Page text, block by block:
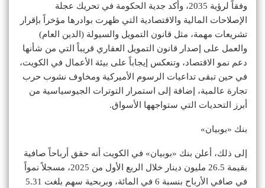
وفقاً لرؤية 2035، وأكد جدية الحكومة في تحريك عجلة
الإصلاحات المالية والاقتصادية التي ظهرت بوادرها مؤخراً بإقرار
تشريعات مهمة، مثل قانون التمويل والسيولة (الدين العام)
والعمل على إصدار قانون التمويل العقاري قريباً التي من شأنها
دعم نمو الاقتصاد، وتنعكس إيجاباً على بيئة الأعمال في الكويت،
في حين تبقى تداعيات الرسوم الأميركية ومخاوف نشوب حرب
تجارة عالمية، إضافة إلى استمرار التوترات الجيوسياسية من
أبرز التحديات التي ستواجهها الأسواق.
بنك «بوبيان»
إلى ذلك، أعلن بنك «بوبيان» في الكويت أنه حقق أرباحاً صافية
بقيمة 26.5 مليون دينار خلال الربع الأول من 2025، مسجلاً نمواً
في صافي الأرباح بنسبة 6 في المائة، وبربحية سهم بلغت 5.31